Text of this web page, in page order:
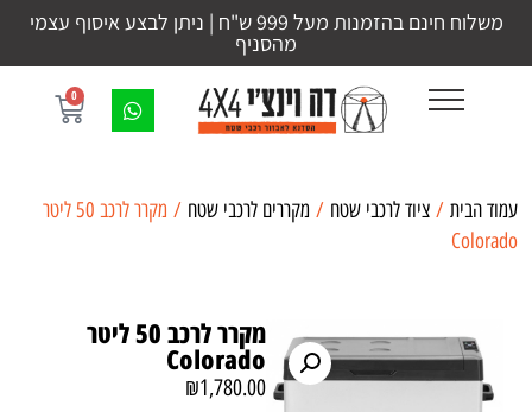
משלוח חינם בהזמנות מעל 999 ש"ח | ניתן לבצע איסוף עצמי
מהסניף
0
עמוד הבית / ציוד לרכבי שטח / מקררים לרכבי שטח
/ מקרר לרכב 50 ליטר
Colorado
מקרר לרכב 50 ליטר
Colorado
₪1,780.00